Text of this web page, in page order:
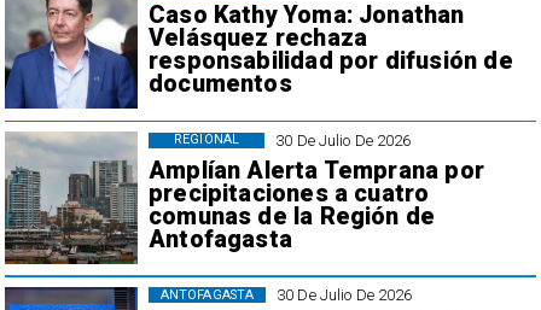
Caso Kathy Yoma: Jonathan
Velásquez rechaza
responsabilidad por difusión de
documentos
30 De Julio De 2026
Amplían Alerta Temprana por
precipitaciones a cuatro
comunas de la Región de
Antofagasta
REGIONAL
30 De Julio De 2026
ANTOFAGASTA